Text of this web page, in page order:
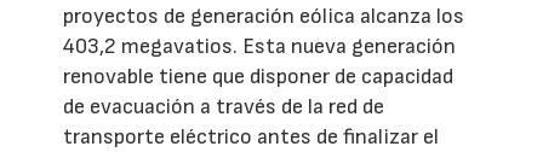
proyectos de generación eólica alcanza los
403,2 megavatios. Esta nueva generación
renovable tiene que disponer de capacidad
de evacuación a través de la red de
transporte eléctrico antes de finalizar el